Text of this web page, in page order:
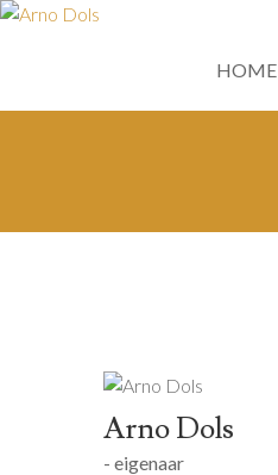
HOME
Arno Dols
- eigenaar